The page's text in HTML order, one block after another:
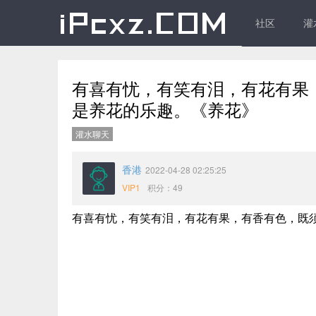
社区 灌
有喜有忧，有笑有泪，有花有
是养花的乐趣。《养花》
灌水聊天
香港 2022-04-28 02:25:25
VIP1
积分：49
有喜有忧，有笑有泪，有花有果，有香有色，